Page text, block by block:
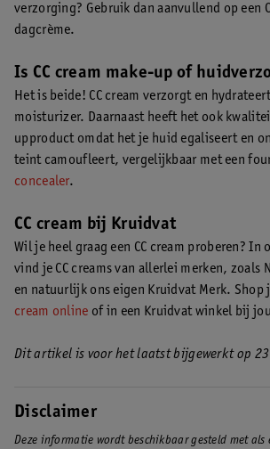
verzorging? Gebruik dan aanvullend op een
dagcrème.
Is CC cream make-up of
Het is beide! CC cream verzorgt en
moisturizer. Daarnaast heeft het ook
upproduct omdat het je huid egaliseert en
teint camoufleert, vergelijkbaar met een
concealer.
CC cream bij Kruidvat
Wil je heel graag een CC cream proberen? In
vind je CC creams van allerlei merken, zoals
en natuurlijk ons eigen Kruidvat Merk. Shop
cream online of in een Kruidvat winkel bij
Dit artikel is voor het laatst bijgewerkt op 23
Disclaimer
Deze informatie wordt beschikbaar gesteld met als